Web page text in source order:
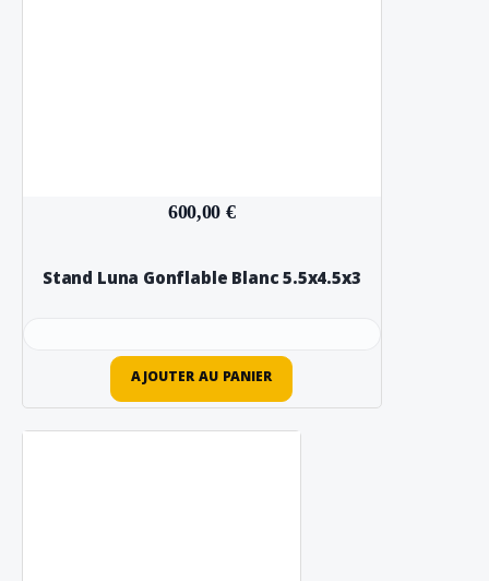
600,00 €
Stand Luna Gonflable Blanc 5.5x4.5x3
AJOUTER AU PANIER